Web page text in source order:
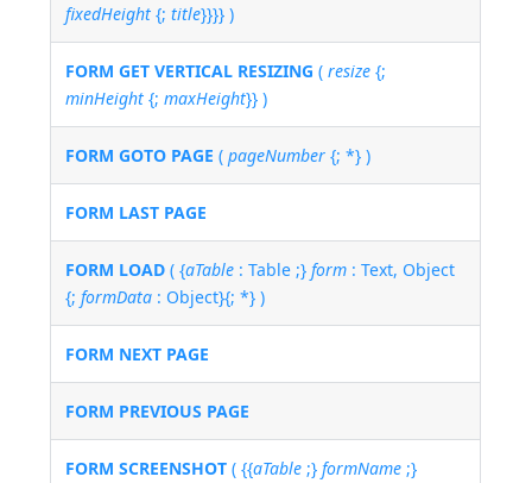
fixedHeight {;title}}}} )
FORM GET VERTICAL RESIZING (resize {;
minHeight {;maxHeight}} )
FORM GOTO PAGE (pageNumber {; *} )
FORM LAST PAGE
FORM LOAD ( {aTable : Table ;}form : Text, Object
{;formData : Object}{; *} )
FORM NEXT PAGE
FORM PREVIOUS PAGE
FORM SCREENSHOT ( {{aTable ;}formName ;}